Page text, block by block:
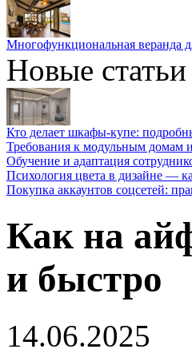
Многофункциональная веранда
Новые статьи
Кто делает шкафы-купе:
Требования к модульным домам
Обучение и адаптация
Психология цвета в дизайне —
Покупка аккаунтов соцсетей:
Как на
и быстро
14.06.2025